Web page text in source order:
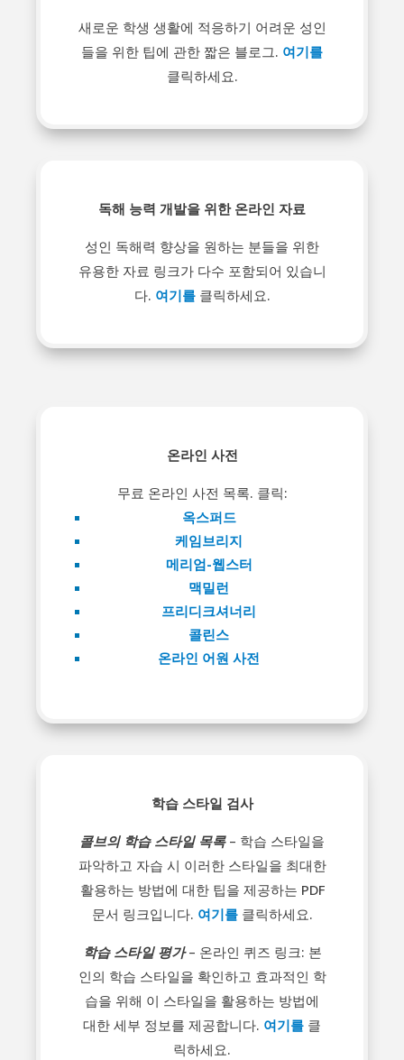
새로운 학생 생활에 적응하기 어려운 성인
들을 위한 팁에 관한 짧은 블로그. 여기를
클릭하세요.
독해 능력 개발을 위한 온라인 자료
성인 독해력 향상을 원하는 분들을 위한
유용한 자료 링크가 다수 포함되어 있습니
다. 여기를클릭하세요.
온라인 사전
무료 온라인 사전 목록. 클릭:
옥스퍼드
케임브리지
메리엄-웹스터
맥밀런
프리디크셔너리
콜린스
온라인 어원 사전
학습 스타일 검사
콜브의 학습 스타일 목록– 학습 스타일을
파악하고 자습 시 이러한 스타일을 최대한
활용하는 방법에 대한 팁을 제공하는 PDF
문서 링크입니다. 여기를클릭하세요.
학습 스타일 평가– 온라인 퀴즈 링크: 본
인의 학습 스타일을 확인하고 효과적인 학
습을 위해 이 스타일을 활용하는 방법에
대한 세부 정보를 제공합니다. 여기를 클
릭하세요.